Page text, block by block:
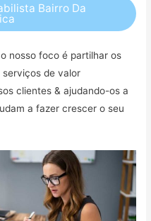
Bairro Da
nosso foco é partilhar os
de valor
clientes & ajudando-os a
a fazer crescer o seu